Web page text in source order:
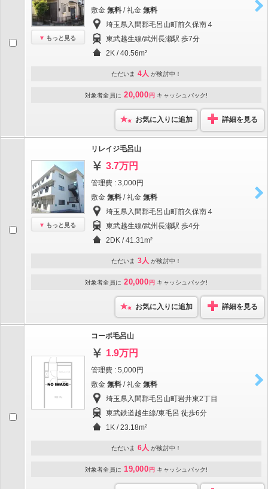
もっと見る
敷金 無料 / 礼金 無料
埼玉県入間郡毛呂山町前久保南４
東武越生線/武州長瀬駅 歩7分
2K / 40.56m²
ただいま 4人 が検討中！
対象者全員に 20,000 円 キャッシュバック!
お気に入りに追加 詳細を見る
もっと見る
リレイジ毛呂山
3.7万円
管理費 : 3,000円
敷金 無料 / 礼金 無料
埼玉県入間郡毛呂山町前久保南４
東武越生線/武州長瀬駅 歩4分
2DK / 41.31m²
ただいま 3人 が検討中！
対象者全員に 20,000 円 キャッシュバック!
お気に入りに追加 詳細を見る
コーポ毛呂山
1.9万円
管理費 : 5,000円
敷金 無料 / 礼金 無料
埼玉県入間郡毛呂山町岩井東2丁目
東武鉄道越生線/東毛呂 徒歩6分
1K / 23.18m²
ただいま 6人 が検討中！
対象者全員に 19,000 円 キャッシュバック!